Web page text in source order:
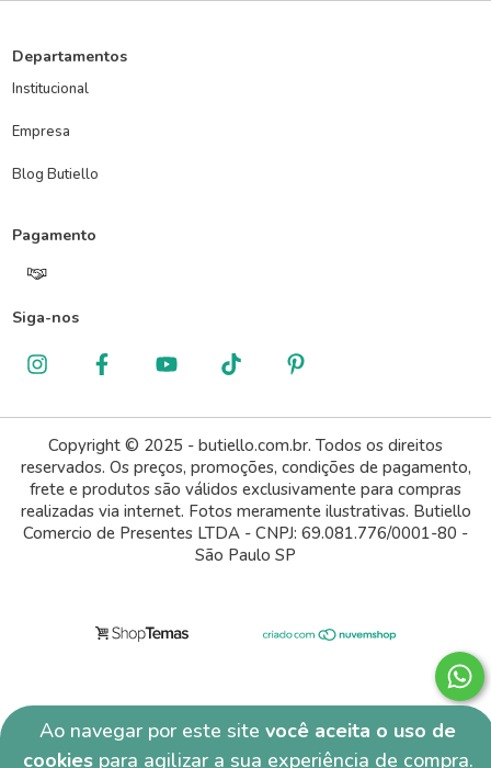
Ao navegar por este site você aceita o uso de
cookiespara agilizar a sua experiência de compra.
Departamentos
Institucional
Empresa
Blog Butiello
Pagamento
Siga-nos
Copyright © 2025 - butiello.com.br. Todos os direitos
reservados. Os preços, promoções, condições de pagamento,
frete e produtos são válidos exclusivamente para compras
realizadas via internet. Fotos meramente ilustrativas. Butiello
Comercio de Presentes LTDA - CNPJ: 69.081.776/0001-80 -
São Paulo SP